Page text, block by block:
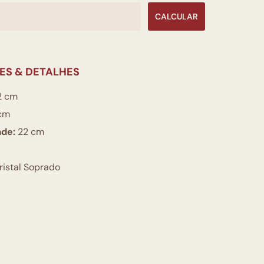
CALCULAR
& DETALHES
cm
22 cm
Soprado